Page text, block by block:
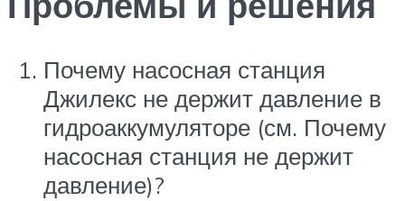
Почему насосная станция
Джилекс не держит давление в
гидроаккумуляторе (см. Почему
насосная станция не держит
давление)?